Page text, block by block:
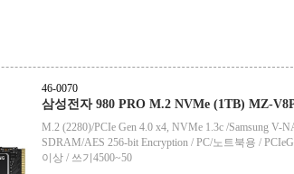
46-0070
삼성전자 980 PRO M.2 NVMe (1TB) MZ-
M.2 (2280)/PCIe Gen 4.0 x4, NVMe 1.3c /Samsung V-
SDRAM/AES 256-bit Encryption / PC/노트북용 /
이상 / 쓰기4500~50